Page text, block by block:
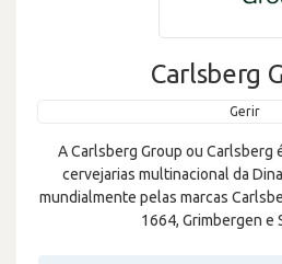
Carlsberg
Gerir
A Carlsberg Group ou Carlsberg
cervejarias multinacional da
mundialmente pelas marcas
1664, Grimbergen e